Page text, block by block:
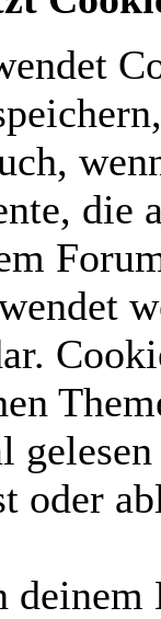
die
oder